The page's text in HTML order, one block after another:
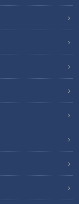
2026年5月15日放送